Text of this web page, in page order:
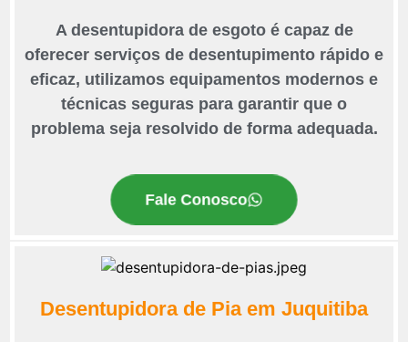
A desentupidora de esgoto é capaz de
oferecer serviços de desentupimento rápido e
eficaz, utilizamos equipamentos modernos e
técnicas seguras para garantir que o
problema seja resolvido de forma adequada.
Fale Conosco
Desentupidora de Pia em Juquitiba